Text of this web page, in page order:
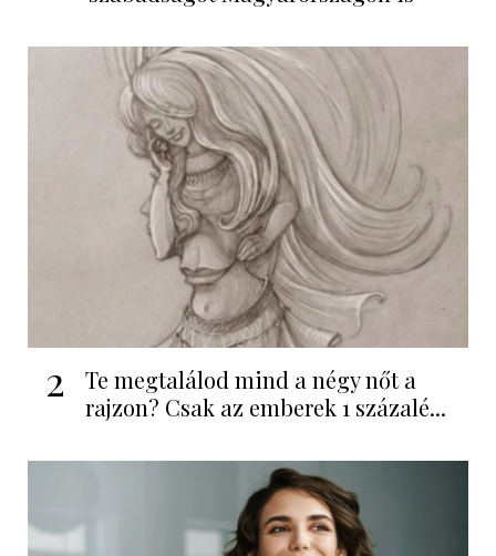
2
Te megtalálod mind a négy nőt a
rajzon? Csak az emberek 1 százalé...